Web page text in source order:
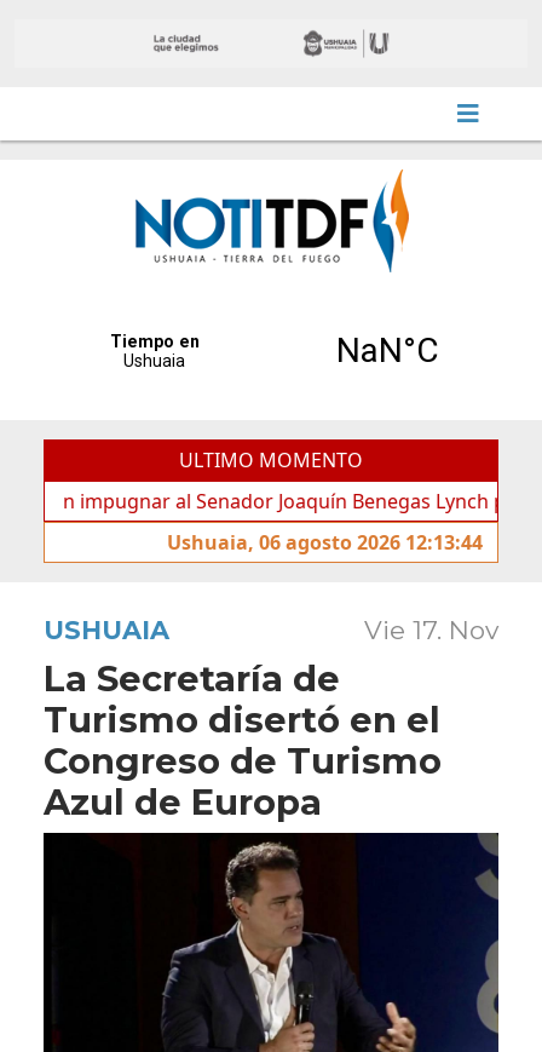
ULTIMO MOMENTO
al Senador Joaquín Benegas Lynch por “conflicto
Ushuaia, 06 agosto 2026 12:13:44
USHUAIA Vie 17. Nov
La Secretaría de
Turismo disertó en el
Congreso de Turismo
Azul de Europa